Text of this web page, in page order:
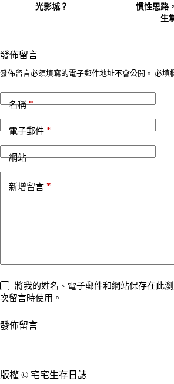
光影城？
慣性思路
生
發佈留言
發佈留言必須填寫的電子郵件地址不會公開。 必填
名稱*
電子郵件*
網站
新增留言 *
將我的姓名、電子郵件和網站保存在此
次留言時使用。
發佈留言
A
t
e
t
i
版權 © 宅宅生存日誌